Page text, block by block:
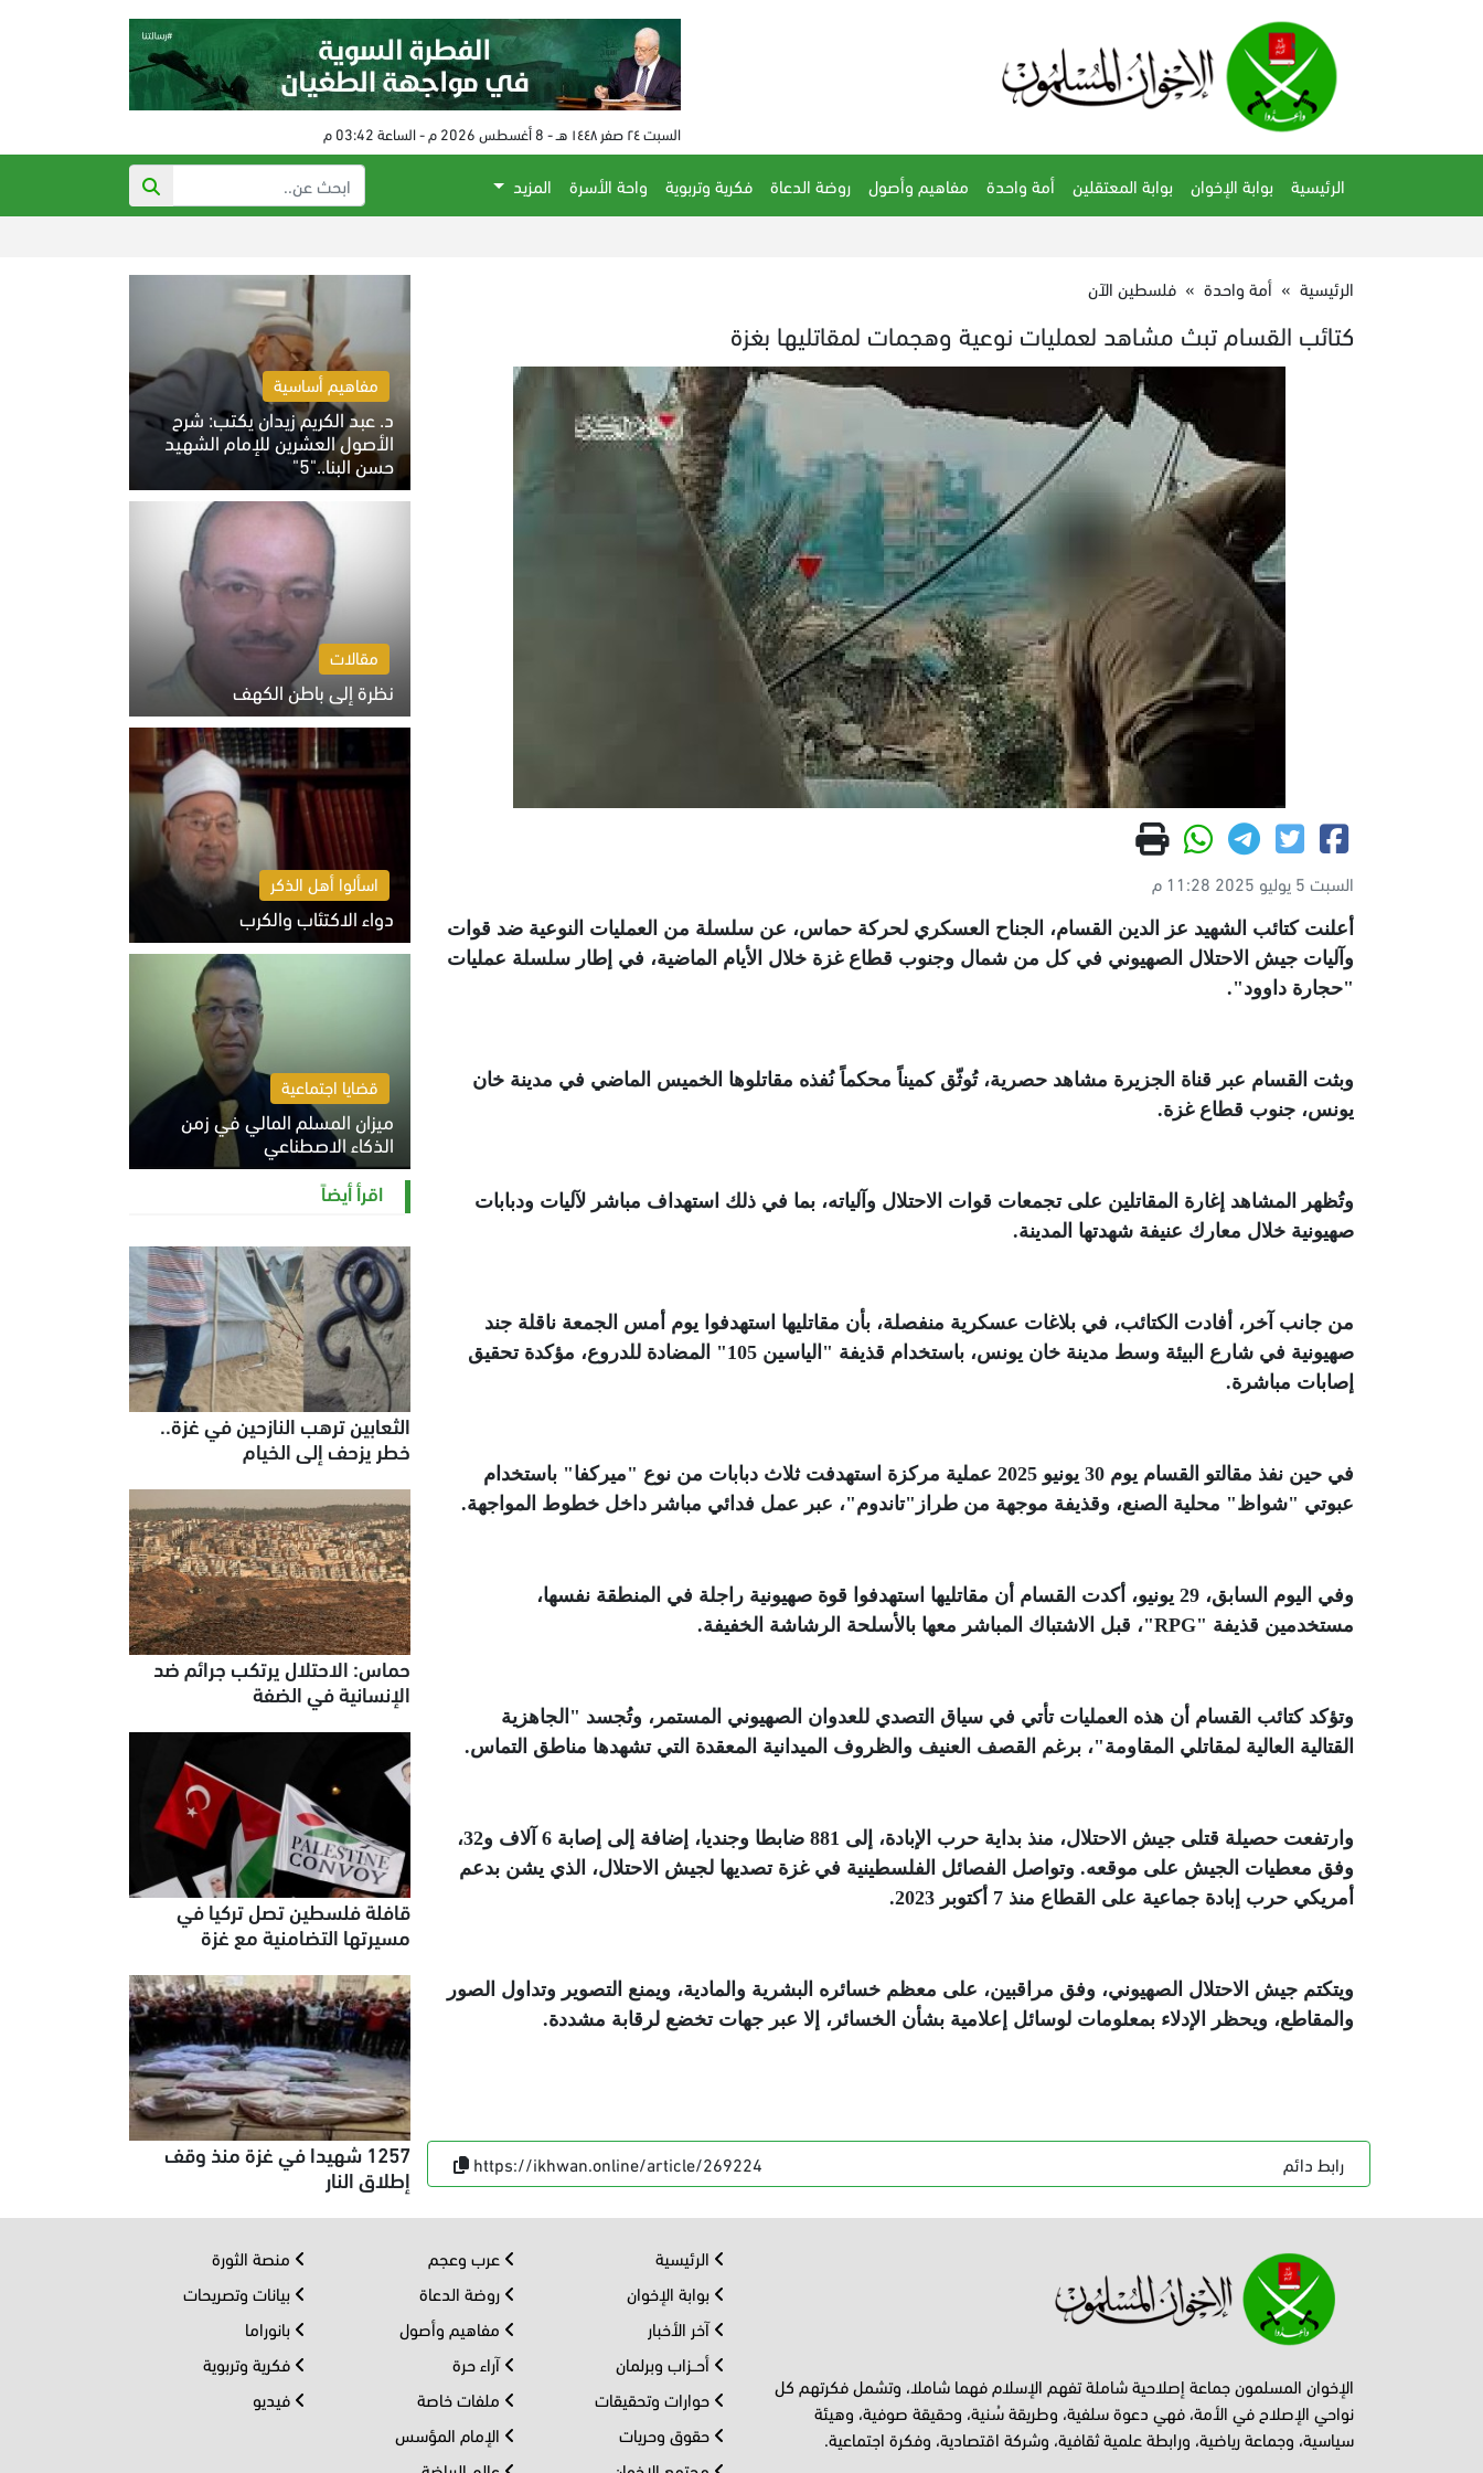
السبت ٢٤ صفر ١٤٤٨ هـ - 8 أغسطس 2026 م - الساعة 03:42 م
الرئيسية بوابة الإخوان بوابة المعتقلين أمة واحدة مفاهيم وأصول روضة الدعاة فكرية وتربوية واحة الأسرة
المزيد
الرئيسية » أمة واحدة » فلسطين الآن
كتائب القسام تبث مشاهد لعمليات نوعية وهجمات لمقاتليها بغزة
السبت 5 يوليو 2025 11:28 م
أعلنت كتائب الشهيد عز الدين القسام، الجناح العسكري لحركة حماس، عن سلسلة من العمليات النوعية ضد قوات
وآليات جيش الاحتلال الصهيوني في كل من شمال وجنوب قطاع غزة خلال الأيام الماضية، في إطار سلسلة عمليات
"حجارة داوود".
وبثت القسام عبر قناة الجزيرة مشاهد حصرية، تُوثّق كميناً محكماً نُفذه مقاتلوها الخميس الماضي في مدينة خان
يونس، جنوب قطاع غزة.
وتُظهر المشاهد إغارة المقاتلين على تجمعات قوات الاحتلال وآلياته، بما في ذلك استهداف مباشر لآليات ودبابات
صهيونية خلال معارك عنيفة شهدتها المدينة.
من جانب آخر، أفادت الكتائب، في بلاغات عسكرية منفصلة، بأن مقاتليها استهدفوا يوم أمس الجمعة ناقلة جند
صهيونية في شارع البيئة وسط مدينة خان يونس، باستخدام قذيفة "الياسين 105" المضادة للدروع، مؤكدة تحقيق
إصابات مباشرة.
في حين نفذ مقالتو القسام يوم 30 يونيو 2025 عملية مركزة استهدفت ثلاث دبابات من نوع "ميركفا" باستخدام
عبوتي "شواظ" محلية الصنع، وقذيفة موجهة من طراز"تاندوم"، عبر عمل فدائي مباشر داخل خطوط المواجهة.
وفي اليوم السابق، 29 يونيو، أكدت القسام أن مقاتليها استهدفوا قوة صهيونية راجلة في المنطقة نفسها،
مستخدمين قذيفة "
RPG"، قبل الاشتباك المباشر معها بالأسلحة الرشاشة الخفيفة.
وتؤكد كتائب القسام أن هذه العمليات تأتي في سياق التصدي للعدوان الصهيوني المستمر، وتُجسد "الجاهزية
القتالية العالية لمقاتلي المقاومة"، برغم القصف العنيف والظروف الميدانية المعقدة التي تشهدها مناطق التماس.
وارتفعت حصيلة قتلى جيش الاحتلال، منذ بداية حرب الإبادة، إلى 881 ضابطا وجنديا، إضافة إلى إصابة 6 آلاف و32،
وفق معطيات الجيش على موقعه. وتواصل الفصائل الفلسطينية في غزة تصديها لجيش الاحتلال، الذي يشن بدعم
أمريكي حرب إبادة جماعية على القطاع منذ 7 أكتوبر 2023
.
ويتكتم جيش الاحتلال الصهيوني، وفق مراقبين، على معظم خسائره البشرية والمادية، ويمنع التصوير وتداول الصور
والمقاطع، ويحظر الإدلاء بمعلومات لوسائل إعلامية بشأن الخسائر، إلا عبر جهات تخضع لرقابة مشددة.
رابط دائم https://ikhwan.online/article/269224
مفاهيم أساسية
د. عبد الكريم زيدان يكتب: شرح
الأصول العشرين للإمام الشهيد
حسن البنا.."5"
السبت 8 أغسطس 2026 10:46 ص
مقالات
نظرة إلى باطن الكهف
السبت 8 أغسطس 2026 11:04 ص
اسألوا أهل الذكر
دواء الاكتئاب والكرب
السبت 8 أغسطس 2026 10:54 ص
قضايا اجتماعية
ميزان المسلم المالي في زمن
الذكاء الاصطناعي
السبت 8 أغسطس 2026 11:21 ص
اقرأ أيضاً
الثعابين ترهب النازحين في غزة..
خطر يزحف إلى الخيام
حماس: الاحتلال يرتكب جرائم ضد
الإنسانية في الضفة
قافلة فلسطين تصل تركيا في
مسيرتها التضامنية مع غزة
1257 شهيدا في غزة منذ وقف
إطلاق النار
الإخوان المسلمون جماعة إصلاحية شاملة تفهم الإسلام فهما شاملا، وتشمل فكرتهم كل
نواحي الإصلاح في الأمة، فهي دعوة سلفية، وطريقة سُنية، وحقيقة صوفية، وهيئة
سياسية، وجماعة رياضية، ورابطة علمية ثقافية، وشركة اقتصادية، وفكرة اجتماعية.
الرئيسية
بوابة الإخوان
آخر الأخبار
أحــزاب وبرلمان
حوارات وتحقيقات
حقوق وحريات
عرب وعجم
روضة الدعاة
مفاهيم وأصول
آراء حرة
ملفات خاصة
الإمام المؤسس
منصة الثورة
بيانات وتصريحات
بانوراما
فكرية وتربوية
فيديو